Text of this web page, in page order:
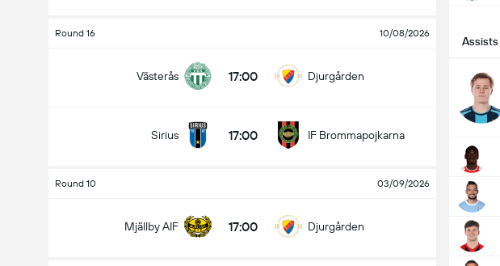
Round 16 10/08/2026
Västerås 17:00 Djurgården
Sirius 17:00 IF Brommapojkarna
Round 10 03/09/2026
Mjällby AIF 17:00 Djurgården
Assists